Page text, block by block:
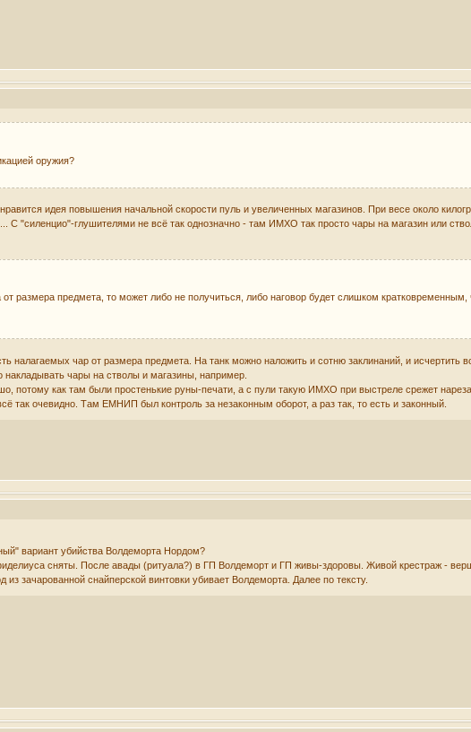
оружия?
идея повышения начальной скорости пуль и увеличенных магазинов. При весе около
"силенцио"-глушителями не всё так однозначно - там ИМХО так просто чары на магазин или
от размера предмета, то может либо не получиться, либо наговор будет слишком
налагаемых чар от размера предмета. На танк можно наложить и сотню заклинаний, и
чары на стволы и магазины, например.
потому как там были простенькие руны-печати, а с пули такую ИМХО при выстреле срежет
так очевидно. Там ЕМНИП был контроль за незаконным оборот, а раз так, то есть и законный.
вариант убийства Волдеморта Нордом?
сняты. После авады (ритуала?) в ГП Волдеморт и ГП живы-здоровы. Живой крестраж -
зачарованной снайперской винтовки убивает Волдеморта. Далее по тексту.